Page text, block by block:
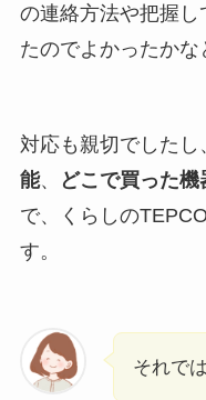
の連絡方法や把握
たのでよかったかな
対応も親切でしたし
能、 どこで買った
で、くらしの
す。
それで